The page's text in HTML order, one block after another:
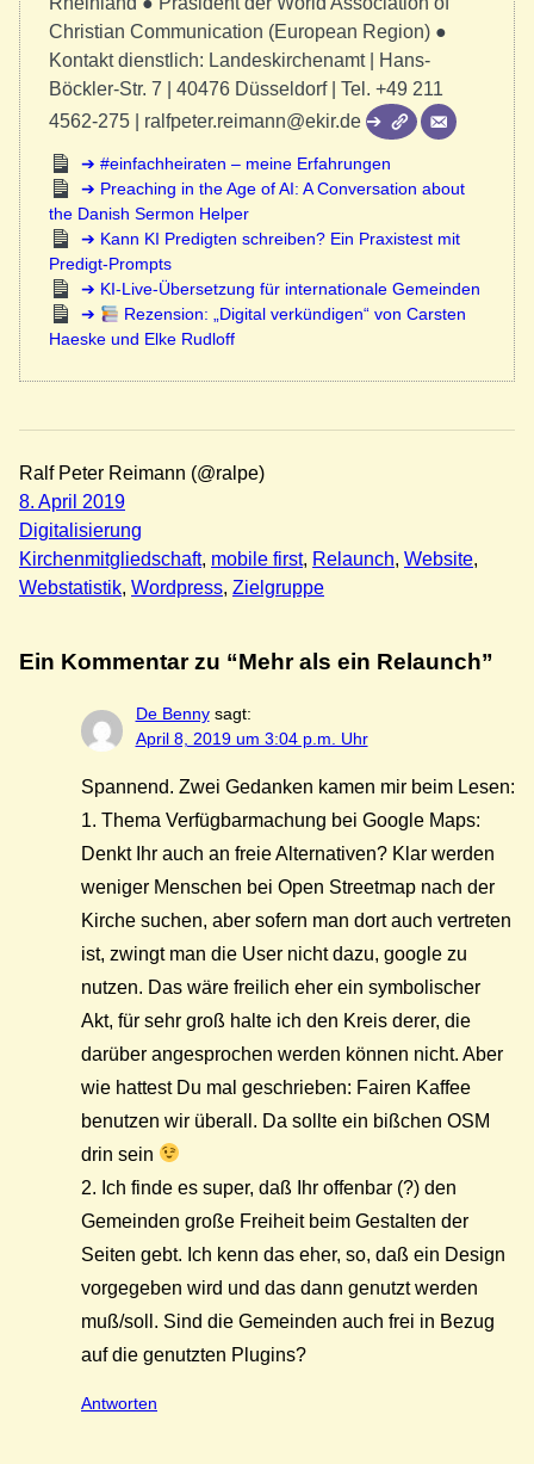
Christian Communication (European Region) ●
Kontakt dienstlich: Landeskirchenamt | Hans-
Böckler-Str. 7 | 40476 Düsseldorf | Tel. +49 211
4562-275 | ralfpeter.reimann@ekir.de
#einfachheiraten – meine Erfahrungen
Preaching in the Age of AI: A Conversation about
the Danish Sermon Helper
Kann KI Predigten schreiben? Ein Praxistest mit
Predigt-Prompts
KI-Live-Übersetzung für internationale Gemeinden
Rezension: „Digital verkündigen“ von Carsten
Haeske und Elke Rudloff
Ralf Peter Reimann (@ralpe)
8. April 2019
Digitalisierung
Kirchenmitgliedschaft, mobile first, Relaunch, Website
Webstatistik, Wordpress, Zielgruppe
Ein Kommentar zu “Mehr als ein Relaunch”
De Benny sagt:
April 8, 2019 um 3:04 p.m. Uhr
Spannend. Zwei Gedanken kamen mir beim Lesen:
1. Thema Verfügbarmachung bei Google Maps:
Denkt Ihr auch an freie Alternativen? Klar werden
weniger Menschen bei Open Streetmap nach der
Kirche suchen, aber sofern man dort auch vertreten
ist, zwingt man die User nicht dazu, google zu
nutzen. Das wäre freilich eher ein symbolischer
Akt, für sehr groß halte ich den Kreis derer, die
darüber angesprochen werden können nicht. Aber
wie hattest Du mal geschrieben: Fairen Kaffee
benutzen wir überall. Da sollte ein bißchen OSM
drin sein
2. Ich finde es super, daß Ihr offenbar (?) den
Gemeinden große Freiheit beim Gestalten der
Seiten gebt. Ich kenn das eher, so, daß ein Design
vorgegeben wird und das dann genutzt werden
muß/soll. Sind die Gemeinden auch frei in Bezug
auf die genutzten Plugins?
Antworten